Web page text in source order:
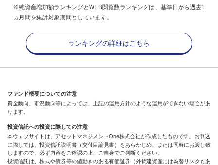
※純資産増加額ランキングとWEB閲覧数ランキングは、基準日から過去1
ヵ月間を集計対象期間としています。
ランキングの詳細はこちら
ファンド概要についての注意
資金動向、市況動向等によっては、上記の運用方針のような運用ができない場合があ
ります。
投資信託への投資に際しての注意
本ウェブサイトは、アセットマネジメントOne株式会社が作成したものです。お申込
に際しては、投資信託説明書（交付目論見書）をあらかじめ、または同時にお渡し致
しますので、必ず内容をご確認の上、ご自身でご判断ください。
投資信託は、株式や債券等の値動きのある有価証券（外貨建資産には為替リスクもあ